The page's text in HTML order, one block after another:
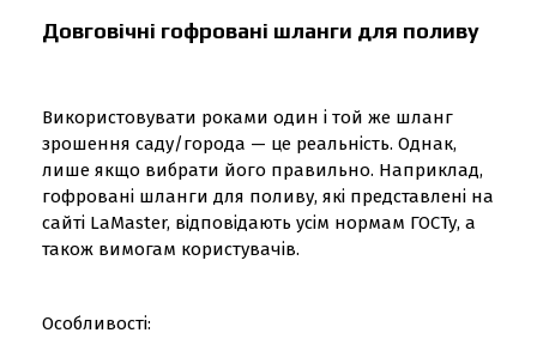
Довговічні гофровані шланги для поливу
Використовувати роками один і той же шланг
зрошення саду/города — це реальність. Однак,
лише якщо вибрати його правильно. Наприклад,
гофровані шланги для поливу, які представлені на
сайті LaMaster, відповідають усім нормам ГОСТу, а
також вимогам користувачів.
Особливості: